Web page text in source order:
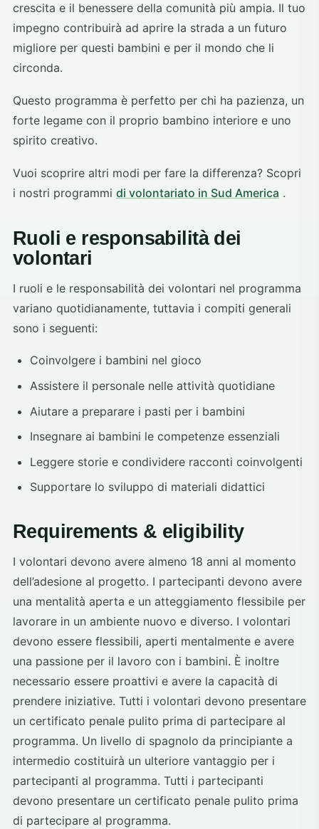
crescita e il benessere della comunità più ampia. Il tuo
impegno contribuirà ad aprire la strada a un futuro
migliore per questi bambini e per il mondo che li
circonda.
Questo programma è perfetto per chi ha pazienza, un
forte legame con il proprio bambino interiore e uno
spirito creativo.
Vuoi scoprire altri modi per fare la differenza? Scopri
i nostri programmi di volontariato in Sud America .
Ruoli e responsabilità dei
volontari
I ruoli e le responsabilità dei volontari nel programma
variano quotidianamente, tuttavia i compiti generali
sono i seguenti:
Coinvolgere i bambini nel gioco
Assistere il personale nelle attività quotidiane
Aiutare a preparare i pasti per i bambini
Insegnare ai bambini le competenze essenziali
Leggere storie e condividere racconti coinvolgenti
Supportare lo sviluppo di materiali didattici
Requirements & eligibility
I volontari devono avere almeno 18 anni al momento
dell’adesione al progetto. I partecipanti devono avere
una mentalità aperta e un atteggiamento flessibile per
lavorare in un ambiente nuovo e diverso. I volontari
devono essere flessibili, aperti mentalmente e avere
una passione per il lavoro con i bambini. È inoltre
necessario essere proattivi e avere la capacità di
prendere iniziative. Tutti i volontari devono presentare
un certificato penale pulito prima di partecipare al
programma. Un livello di spagnolo da principiante a
intermedio costituirà un ulteriore vantaggio per i
partecipanti al programma. Tutti i partecipanti
devono presentare un certificato penale pulito prima
di partecipare al programma.